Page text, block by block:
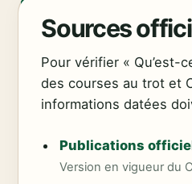
Sources
Pour vérifier « Qu’est-
des courses au trot et
informations datées
Publications
Version en vigueur du